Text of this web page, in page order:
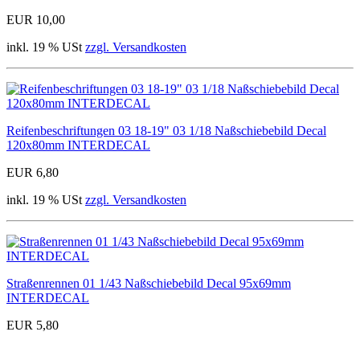
EUR 10,00
inkl. 19 % USt zzgl. Versandkosten
Reifenbeschriftungen 03 18-19" 03 1/18 Naßschiebebild Decal
120x80mm INTERDECAL
EUR 6,80
inkl. 19 % USt zzgl. Versandkosten
Straßenrennen 01 1/43 Naßschiebebild Decal 95x69mm
INTERDECAL
EUR 5,80